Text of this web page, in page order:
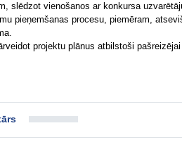
slēdzot vienošanos ar konkursa
pieņemšanas procesu, piemēram,
projektu plānus atbilstoši